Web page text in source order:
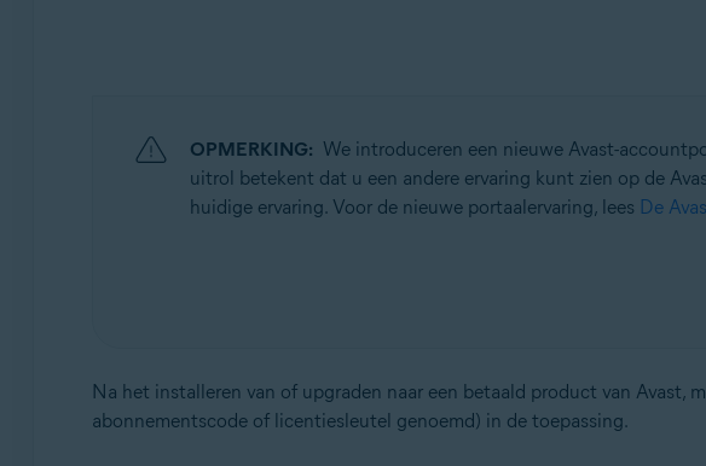
Besturingssystemen:
Alle ondersteunde besturingssystemen
OPMERKING: We introduceren een nieuwe Avast-
uitrol betekent dat u een andere ervaring kunt zien op de
huidige ervaring. Voor de nieuwe portaalervaring, lees De
Na het installeren van of upgraden naar een betaald product van
abonnementscode of licentiesleutel genoemd) in de toepassing.